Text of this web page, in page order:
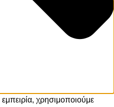
χρησιμοποιούμε